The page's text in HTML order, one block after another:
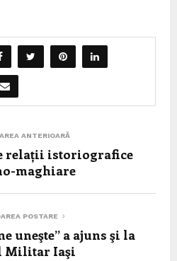
ANTERIOARĂ
relații istoriografice
maghiare
POSTARE
uneşte” a ajuns şi la
Militar Iaşi